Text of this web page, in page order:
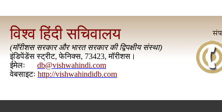
विश्व हिंदी सचिवालय
(मॉरीशस सरकार और भारत सरकार की द्विपक्षीय संस्था)
इंडिपेंडेंस स्ट्रीट, फेनिक्स, 73423, मॉरीशस।
ईमेलः
db@vishwahindi.com
वेबसाइटः http://vishwahindidb.com